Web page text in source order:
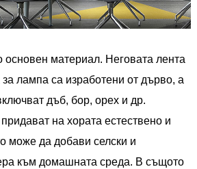
основен материал. Неговата лента
лампа са изработени от дърво, а
дъб, бор, орех и др.
на хората естествено и
може да добави селски и
към домашната среда. В същото